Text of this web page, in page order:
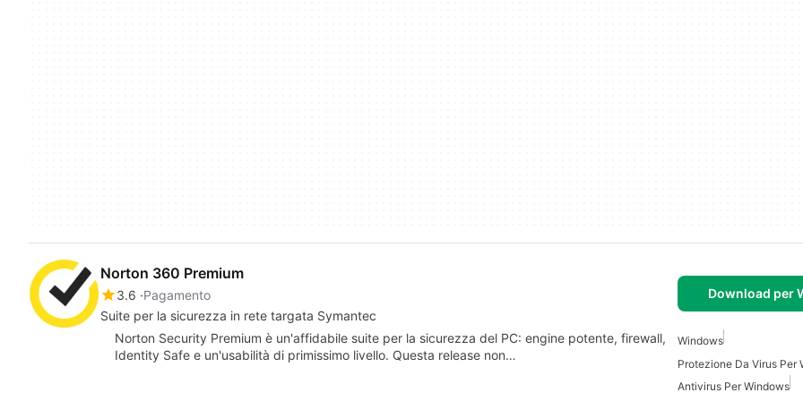
Norton 360 Premium
3.6 Pagamento
Suite per la sicurezza in rete targata Symantec
Download per
Norton Security Premium è un'affidabile suite per la sicurezza del PC: engine potente, firewall,
Identity Safe e un'usabilità di primissimo livello. Questa release non…
Windows
Protezione Da Virus Per
Antivirus Per Windows